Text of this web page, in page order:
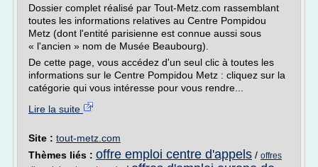
Dossier complet réalisé par Tout-Metz.com rassemblant
toutes les informations relatives au Centre Pompidou
Metz (dont l'entité parisienne est connue aussi sous
« l'ancien » nom de Musée Beaubourg).
De cette page, vous accédez d'un seul clic à toutes les
informations sur le Centre Pompidou Metz : cliquez sur la
catégorie qui vous intéresse pour vous rendre...
Lire la suite
Site : tout-metz.com
Thèmes liés : offre emploi centre d'appels / offres